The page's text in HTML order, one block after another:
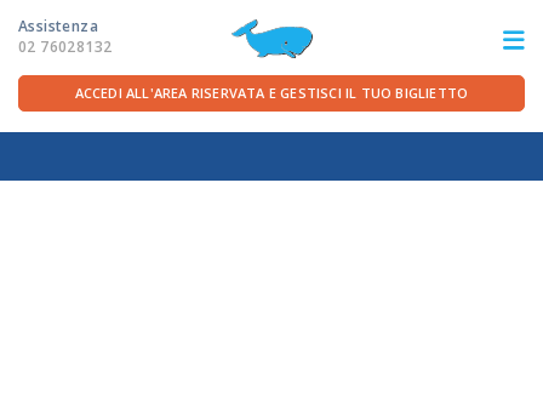
Assistenza
02 76028132
ITA FRA DEU ENG
ACCEDI ALL'AREA RISERVATA E GESTISCI IL TUO BIGLIETTO